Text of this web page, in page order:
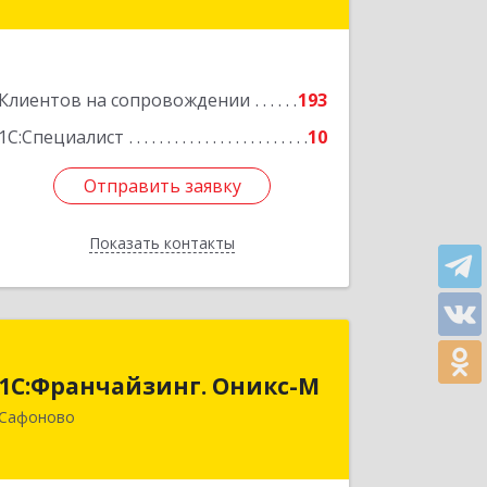
Клиентов на сопровождении
193
1С:Специалист
10
Отправить заявку
Показать контакты
Отправить заявку
Назад
1С:Франчайзинг. Оникс-М
215500, Смоленская обл, Сафоновский
р-н, Сафоново г, Революционная ул,